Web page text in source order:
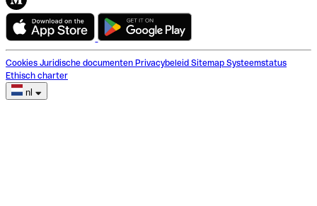
Cookies Juridische documenten Privacybeleid Sitemap Systeemstatus
Ethisch charter
nl